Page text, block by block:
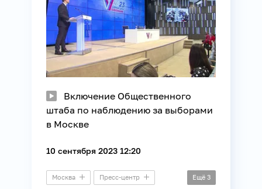
Включение Общественного
штаба по наблюдению за выборами
в Москве
10 сентября 2023 12:20
Москва Пресс-центр Ещё 3